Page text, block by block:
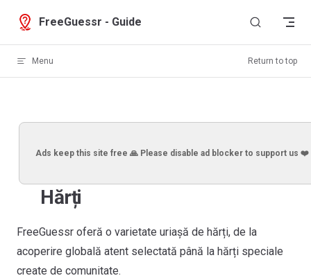
Skip to content
FreeGuessr - Guide
Menu Return to top
Ads keep this site free 🙏 Please disable ad blocker to support us ❤️
Hărți
FreeGuessr oferă o varietate uriașă de hărți, de la
acoperire globală atent selectată până la hărți speciale
create de comunitate.